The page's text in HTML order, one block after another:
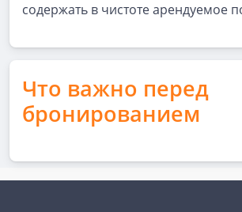
содержать в чистоте арендуемое
Что важно перед
бронированием